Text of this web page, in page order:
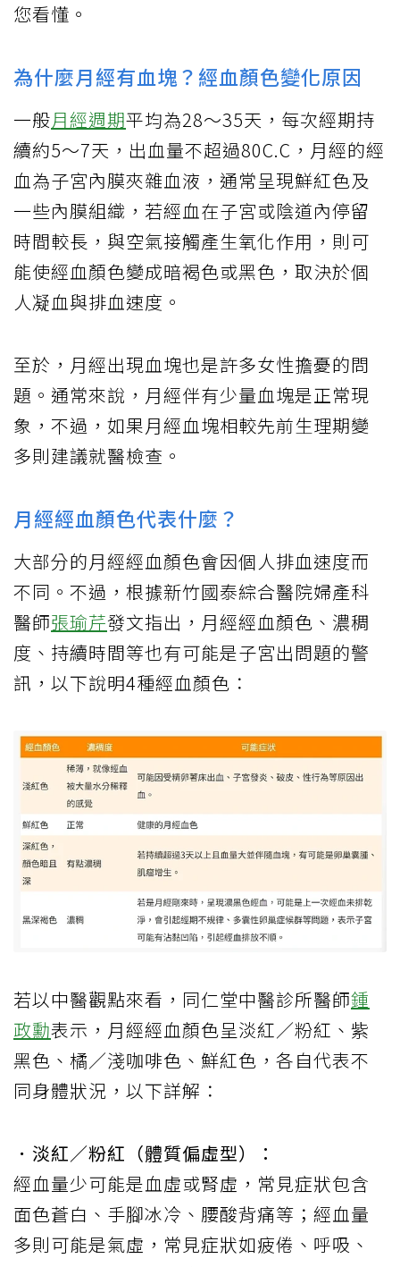
您看懂。
為什麼月經有血塊？經血顏色變化原因
一般月經週期平均為28～35天，每次經期持
續約5～7天，出血量不超過80C.C，月經的經
血為子宮內膜夾雜血液，通常呈現鮮紅色及
一些內膜組織，若經血在子宮或陰道內停留
時間較長，與空氣接觸產生氧化作用，則可
能使經血顏色變成暗褐色或黑色，取決於個
人凝血與排血速度。
至於，月經出現血塊也是許多女性擔憂的問
題。通常來說，月經伴有少量血塊是正常現
象，不過，如果月經血塊相較先前生理期變
多則建議就醫檢查。
月經經血顏色代表什麼？
大部分的月經經血顏色會因個人排血速度而
不同。不過，根據新竹國泰綜合醫院婦產科
醫師張瑜芹發文指出，月經經血顏色、濃稠
度、持續時間等也有可能是子宮出問題的警
訊，以下說明4種經血顏色：
若以中醫觀點來看，同仁堂中醫診所醫師鍾
政勳表示，月經經血顏色呈淡紅／粉紅、紫
黑色、橘／淺咖啡色、鮮紅色，各自代表不
同身體狀況，以下詳解：
．淡紅／粉紅（體質偏虛型）：
經血量少可能是血虛或腎虛，常見症狀包含
面色蒼白、手腳冰冷、腰酸背痛等；經血量
多則可能是氣虛，常見症狀如疲倦、呼吸、